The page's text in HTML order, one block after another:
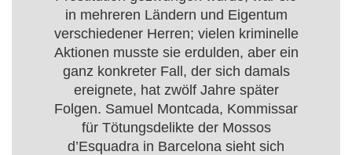
in mehreren Ländern und Eigentum
verschiedener Herren; vielen kriminelle
Aktionen musste sie erdulden, aber ein
ganz konkreter Fall, der sich damals
ereignete, hat zwölf Jahre später
Folgen. Samuel Montcada, Kommissar
für Tötungsdelikte der Mossos
d’Esquadra in Barcelona sieht sich